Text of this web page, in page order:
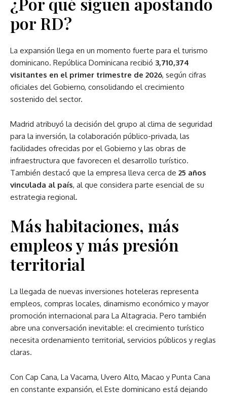
por RD?
La expansión llega en un momento fuerte para el turismo
dominicano. República Dominicana recibió 3,710,374
visitantes en el primer trimestre de 2026, según cifras
oficiales del Gobierno, consolidando el crecimiento
sostenido del sector.
Madrid atribuyó la decisión del grupo al clima de seguridad
para la inversión, la colaboración público-privada, las
facilidades ofrecidas por el Gobierno y las obras de
infraestructura que favorecen el desarrollo turístico.
También destacó que la empresa lleva cerca de 25 años
vinculada al país, al que considera parte esencial de su
estrategia regional.
Más habitaciones, más
empleos y más presión
territorial
La llegada de nuevas inversiones hoteleras representa
empleos, compras locales, dinamismo económico y mayor
promoción internacional para La Altagracia. Pero también
abre una conversación inevitable: el crecimiento turístico
necesita ordenamiento territorial, servicios públicos y reglas
claras.
Con Cap Cana, La Vacama, Uvero Alto, Macao y Punta Cana
en constante expansión, el Este dominicano está dejando